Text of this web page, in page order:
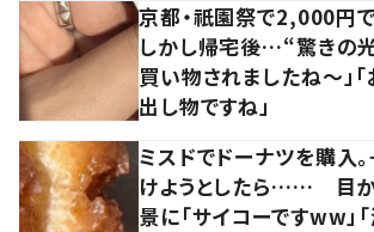
京都・祇園祭で2,000円
しかし帰宅後…“驚きの
買い物されましたね～」「
出し物ですね」
ミスドでドーナツを購入
けようとしたら…… 目
景に「サイコーですww」